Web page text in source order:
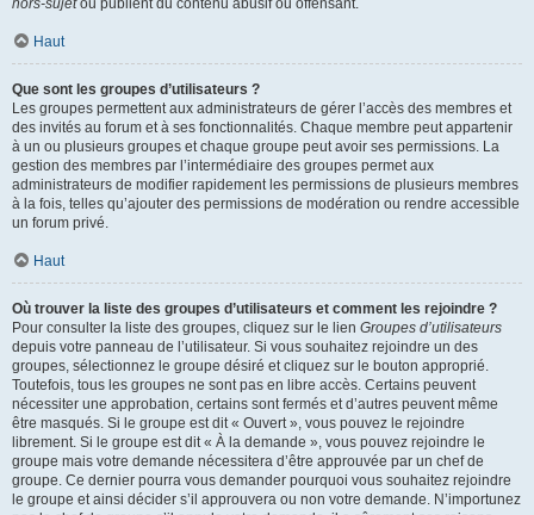
hors-sujetou publient du contenu abusif ou offensant.
Haut
Que sont les groupes d’utilisateurs ?
Les groupes permettent aux administrateurs de gérer l’accès des membres et
des invités au forum et à ses fonctionnalités. Chaque membre peut appartenir
à un ou plusieurs groupes et chaque groupe peut avoir ses permissions. La
gestion des membres par l’intermédiaire des groupes permet aux
administrateurs de modifier rapidement les permissions de plusieurs membres
à la fois, telles qu’ajouter des permissions de modération ou rendre accessible
un forum privé.
Haut
Où trouver la liste des groupes d’utilisateurs et comment les rejoindre ?
Pour consulter la liste des groupes, cliquez sur le lien Groupes d’utilisateurs
depuis votre panneau de l’utilisateur. Si vous souhaitez rejoindre un des
groupes, sélectionnez le groupe désiré et cliquez sur le bouton approprié.
Toutefois, tous les groupes ne sont pas en libre accès. Certains peuvent
nécessiter une approbation, certains sont fermés et d’autres peuvent même
être masqués. Si le groupe est dit « Ouvert », vous pouvez le rejoindre
librement. Si le groupe est dit « À la demande », vous pouvez rejoindre le
groupe mais votre demande nécessitera d’être approuvée par un chef de
groupe. Ce dernier pourra vous demander pourquoi vous souhaitez rejoindre
le groupe et ainsi décider s’il approuvera ou non votre demande. N’importunez